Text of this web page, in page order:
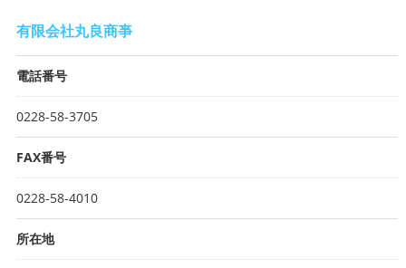
有限会社丸良商亊
電話番号
0228-58-3705
FAX番号
0228-58-4010
所在地